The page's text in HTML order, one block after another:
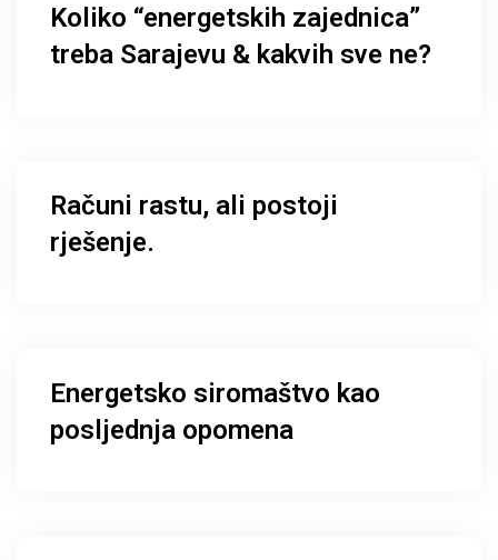
Koliko “energetskih zajednica”
treba Sarajevu & kakvih sve ne?
Računi rastu, ali postoji
rješenje.
Energetsko siromaštvo kao
posljednja opomena